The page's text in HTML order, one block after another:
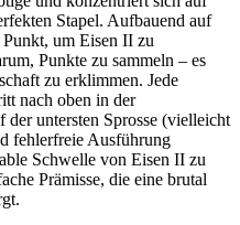
Stapel. Aufbauend auf
um Eisen II zu
Punkte zu sammeln – es
zu erklimmen. Jede
nach oben in der
der untersten Sprosse (vielleicht
fehlerfreie Ausführung
Schwelle von Eisen II zu
Prämisse, die eine brutal